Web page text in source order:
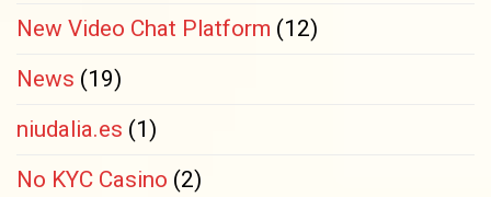
New Video Chat Platform (12)
News (19)
niudalia.es (1)
No KYC Casino (2)